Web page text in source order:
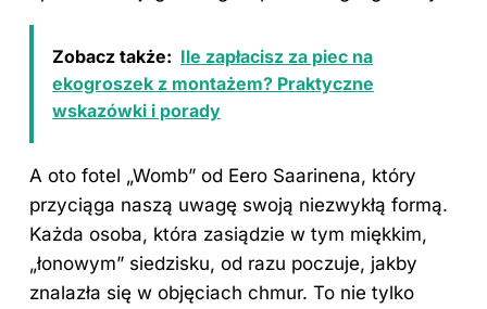
Zobacz także: Ile zapłacisz za piec na
ekogroszek z montażem? Praktyczne
wskazówki i porady
A oto fotel „Womb” od Eero Saarinena, który
przyciąga naszą uwagę swoją niezwykłą formą.
Każda osoba, która zasiądzie w tym miękkim,
„łonowym” siedzisku, od razu poczuje, jakby
znalazła się w objęciach chmur. To nie tylko